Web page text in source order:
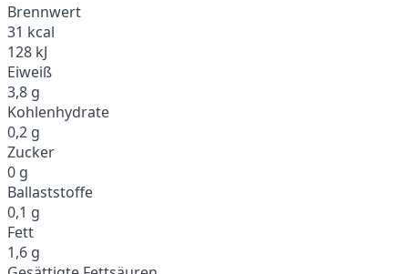
Brennwert
31 kcal
128 kJ
Eiweiß
3,8 g
Kohlenhydrate
0,2 g
Zucker
0 g
Ballaststoffe
0,1 g
Fett
1,6 g